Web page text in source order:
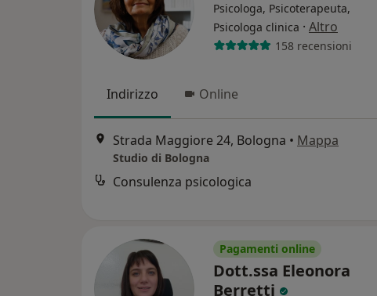
Psicologa, Psicoterapeuta,
Psicologa clinica · Altro
158 recensioni
Indirizzo Online
Strada Maggiore 24, Bologna • Mappa
Studio di Bologna
Consulenza psicologica
Pagamenti online
Dott.ssa Eleonora
Berretti